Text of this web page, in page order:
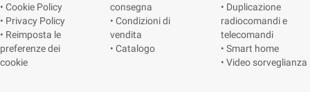
• Cookie Policy
• Privacy Policy
• Reimposta le
preferenze dei
cookie
consegna
• Condizioni di
vendita
• Catalogo
• Duplicazione
radiocomandi e
telecomandi
• Smart home
• Video sorveglianza